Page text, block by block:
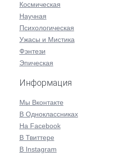
Космическая
Научная
Психологическая
Ужасы и Мистика
Фэнтези
Эпическая
Информация
Мы Вконтакте
В Одноклассниках
На Facebook
В Твиттере
В Instagram